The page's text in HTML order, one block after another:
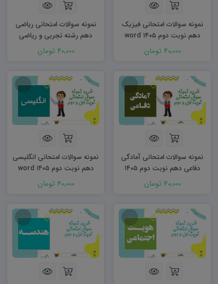
نمونه سوالات امتحانی فیزیک
دهم نوبت دوم ۱۴۰۵ word
40,000 تومان
نمونه سوالات امتحانی ریاضی
دهم رشته تجربی و ریاضی
نوبت دوم ۱۴۰۵ word
40,000 تومان
نمونه سوالات امتحانی آمادگی
دفاعی دهم نوبت دوم ۱۴۰۵
word40,000 تومان
نمونه سوالات امتحانی انگلیسی
دهم نوبت دوم ۱۴۰۵ word
40,000 تومان